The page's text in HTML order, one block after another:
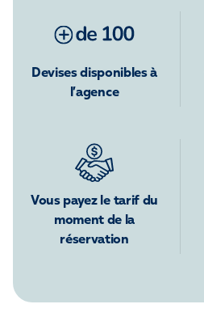
Devises disponibles à
l’agence
Vous payez le tarif du
moment de la
réservation